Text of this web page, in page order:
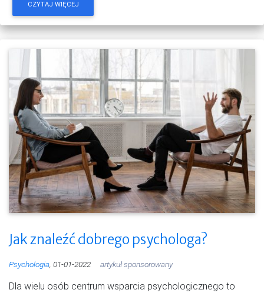
CZYTAJ WIĘCEJ
Jak znaleźć dobrego psychologa?
Psychologia , 01-01-2022 artykuł sponsorowany
Dla wielu osób centrum wsparcia psychologicznego to